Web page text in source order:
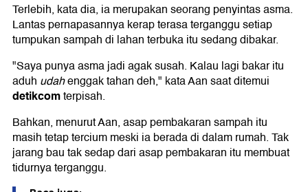
Terlebih, kata dia, ia merupakan seorang penyintas asma.
Lantas pernapasannya kerap terasa terganggu setiap
tumpukan sampah di lahan terbuka itu sedang dibakar.
"Saya punya asma jadi agak susah. Kalau lagi bakar itu
aduh udahenggak tahan deh," kata Aan saat ditemui
detikcomterpisah.
Bahkan, menurut Aan, asap pembakaran sampah itu
masih tetap tercium meski ia berada di dalam rumah. Tak
jarang bau tak sedap dari asap pembakaran itu membuat
tidurnya terganggu.